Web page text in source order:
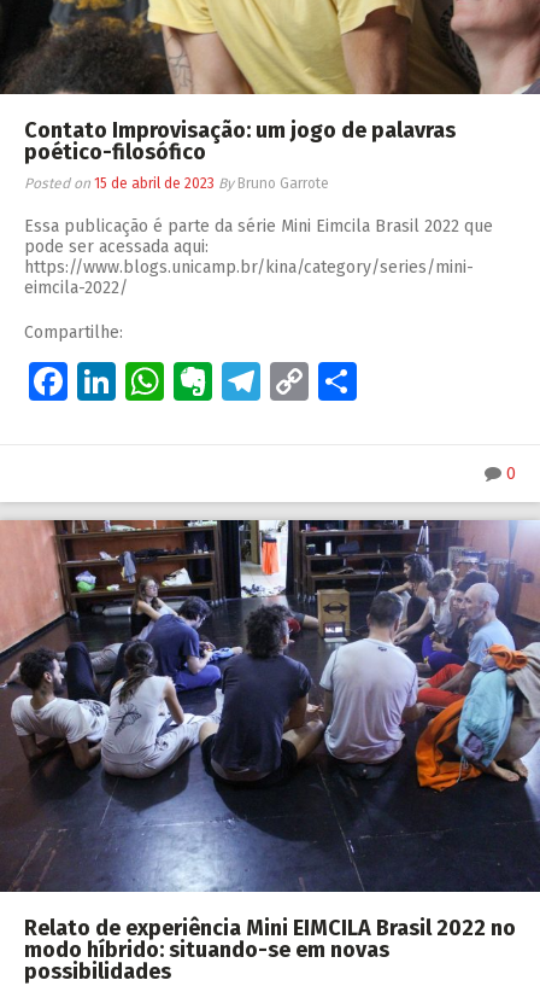
Contato Improvisação: um jogo de palavras
poético-filosófico
Posted on 15 de abril de 2023 By Bruno Garrote
Essa publicação é parte da série Mini Eimcila Brasil 2022 que
pode ser acessada aqui:
https://www.blogs.unicamp.br/kina/category/series/mini-
eimcila-2022/
Compartilhe:
Facebook
LinkedIn
WhatsApp
Evernote
Telegram
Copy
0
Relato de experiência Mini EIMCILA Brasil 2022 no
modo híbrido: situando-se em novas
possibilidades